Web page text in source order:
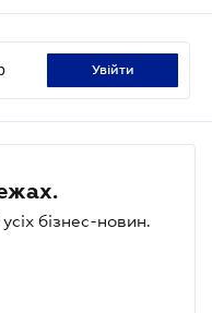
увійти
бізнес-новин.